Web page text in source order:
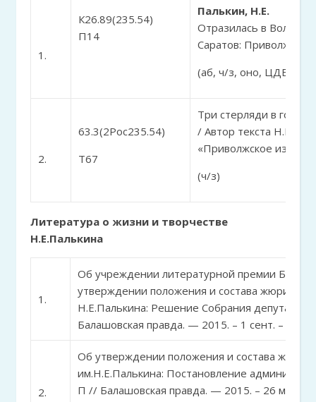
1.
К26.89(235.54)
П14
Палькин, Н.Е.
Отразилась в Волге
Саратов:
(аб, ч/з, оно, ЦДБ, ф1,
2.
63.3(2Рос235.54)
Т67
Три стерляди в
/ Автор текста Н.Е.
«Приволжское
(ч/з)
Литература о жизни и творчестве
Н.Е.Палькина
1.
Об учреждении литературной премии БМР
утверждении положения и состава жюри
Н.Е.Палькина: Решение Собрания
Балашовская правда. — 2015. – 1 сент. – С.1.
2.
Об утверждении положения и состава жюри
им.Н.Е.Палькина: Постановление
П // Балашовская правда. — 2015. – 26 мая. –